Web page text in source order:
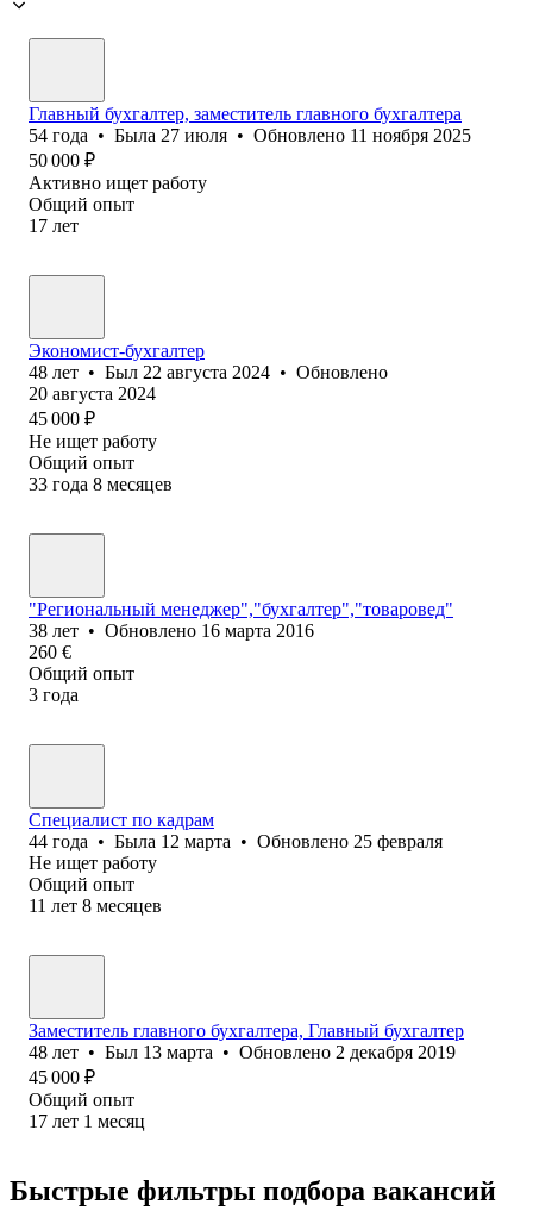
Главный бухгалтер, заместитель главного бухгалтера
54 года • Была 27 июля • Обновлено 11 ноября 2025
50 000 ₽
Активно ищет работу
Общий опыт
17 лет
Экономист-бухгалтер
48 лет • Был 22 августа 2024 • Обновлено
20 августа 2024
45 000 ₽
Не ищет работу
Общий опыт
33 года 8 месяцев
"Региональный менеджер","бухгалтер","товаровед"
38 лет • Обновлено 16 марта 2016
260 €
Общий опыт
3 года
Специалист по кадрам
44 года • Была 12 марта • Обновлено 25 февраля
Не ищет работу
Общий опыт
11 лет 8 месяцев
Заместитель главного бухгалтера, Главный бухгалтер
48 лет • Был 13 марта • Обновлено 2 декабря 2019
45 000 ₽
Общий опыт
17 лет 1 месяц
Быстрые фильтры подбора вакансий